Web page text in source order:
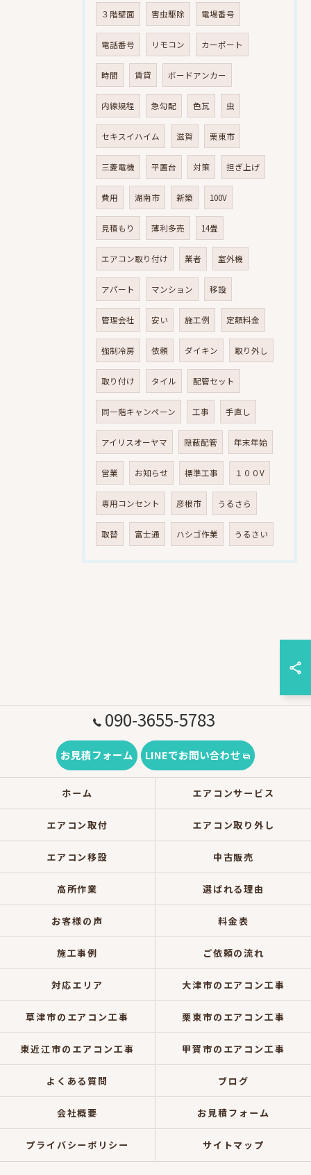
３階壁面 害虫駆除 電場番号
電話番号 リモコン カーポート
時間 賃貸 ボードアンカー
内線規程 急勾配 色瓦 虫
セキスイハイム 滋賀 栗東市
三菱電機 平置台 対策 担ぎ上げ
費用 湖南市 新築 100V
見積もり 薄利多売 14畳
エアコン取り付け 業者 室外機
アパート マンション 移設
管理会社 安い 施工例 定額料金
強制冷房 依頼 ダイキン 取り外し
取り付け タイル 配管セット
同一階キャンペーン 工事 手直し
アイリスオーヤマ 隠蔽配管 年末年始
営業 お知らせ 標準工事 １００V
専用コンセント 彦根市 うるさら
取替 富士通 ハシゴ作業 うるさい
090-3655-5783
お見積フォーム LINEでお問い合わせ
ホーム エアコンサービス
エアコン取付 エアコン取り外し
エアコン移設 中古販売
高所作業 選ばれる理由
お客様の声 料金表
施工事例 ご依頼の流れ
対応エリア 大津市のエアコン工事
草津市のエアコン工事 栗東市のエアコン工事
東近江市のエアコン工事 甲賀市のエアコン工事
よくある質問 ブログ
会社概要 お見積フォーム
プライバシーポリシー サイトマップ